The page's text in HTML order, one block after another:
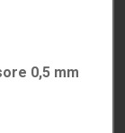
0,5 mm